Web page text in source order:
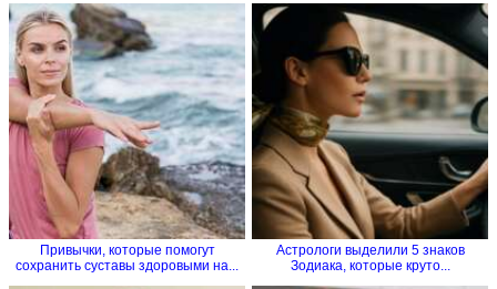
Привычки, которые помогут
сохранить суставы здоровыми на...
Астрологи выделили 5 знаков
Зодиака, которые круто...